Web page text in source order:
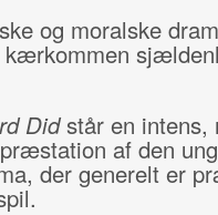
og moralske
kærkommen
Didstår en intens,
af den
der generelt er